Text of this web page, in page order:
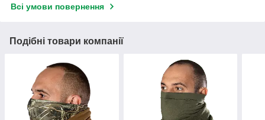
Всі умови повернення
Подібні товари компанії